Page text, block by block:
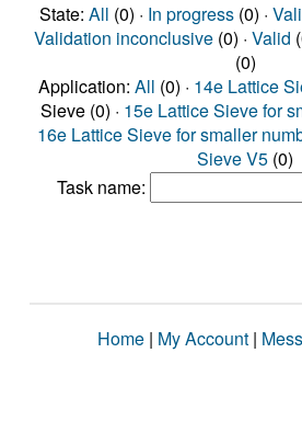
State: All (0) · In progress(0) ·
Validation inconclusive(0) · Valid
(0)
Application: All (0) · 14e Lattice
Sieve (0) · 15e Lattice Sieve for
16e Lattice Sieve for smaller
Sieve V5 (0)
Task name:
Home | My Account |